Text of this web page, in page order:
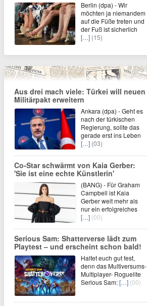
Berlin (dpa) - Wir
möchten ja niemandem
auf die Füße treten und
der Fuß ist sicherlich
[…] (15)
Aus drei mach viele: Türkei will neuen
Militärpakt erweitern
Ankara (dpa) - Geht es
nach der türkischen
Regierung, sollte das
gerade erst ins Leben
[…] (03)
Co-Star schwärmt von Kaia Gerber:
'Sie ist eine echte Künstlerin'
(BANG) - Für Graham
Campbell ist Kaia
Gerber weit mehr als
nur ein erfolgreiches
[…] (00)
Serious Sam: Shatterverse lädt zum
Playtest – und erscheint schon bald!
Haltet euch gut fest,
denn das Multiversums-
Multiplayer- Roguelite
Serious Sam:[…] (00)